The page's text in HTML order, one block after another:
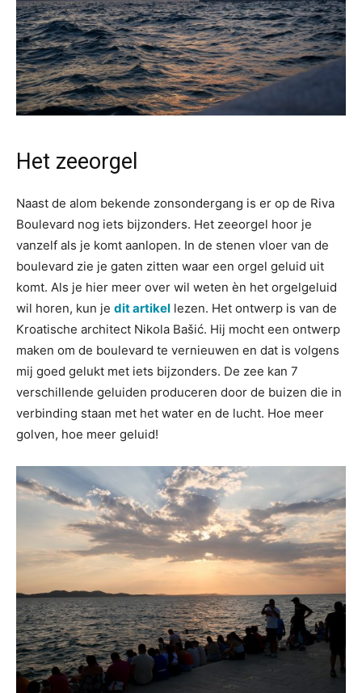
Het zeeorgel
Naast de alom bekende zonsondergang is er op de Riva
Boulevard nog iets bijzonders. Het zeeorgel hoor je
vanzelf als je komt aanlopen. In de stenen vloer van de
boulevard zie je gaten zitten waar een orgel geluid uit
komt. Als je hier meer over wil weten èn het orgelgeluid
wil horen, kun je dit artikel lezen. Het ontwerp is van de
Kroatische architect Nikola Bašić. Hij mocht een ontwerp
maken om de boulevard te vernieuwen en dat is volgens
mij goed gelukt met iets bijzonders. De zee kan 7
verschillende geluiden produceren door de buizen die in
verbinding staan met het water en de lucht. Hoe meer
golven, hoe meer geluid!